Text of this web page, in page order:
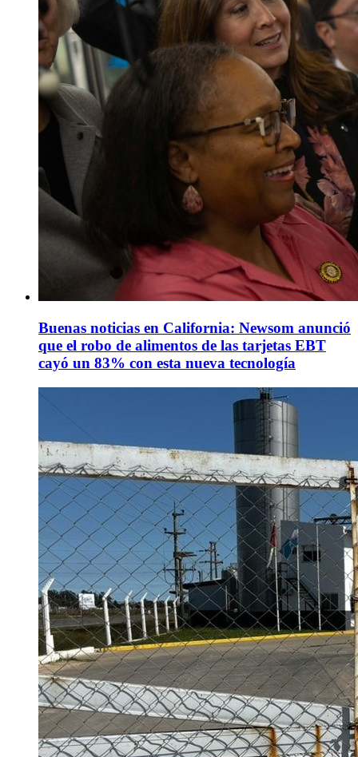
Buenas noticias en California: Newsom anunció
que el robo de alimentos de las tarjetas EBT
cayó un 83% con esta nueva tecnología